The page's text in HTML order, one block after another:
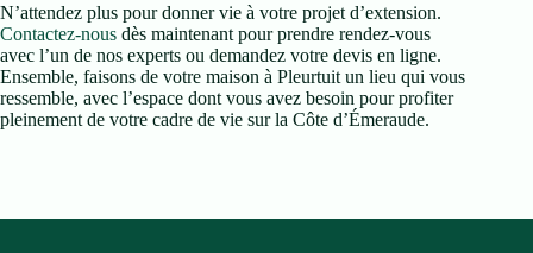
N’attendez plus pour donner vie à votre projet d’extension.
Contactez-nous dès maintenant pour prendre rendez-vous
avec l’un de nos experts ou demandez votre devis en ligne.
Ensemble, faisons de votre maison à Pleurtuit un lieu qui vous
ressemble, avec l’espace dont vous avez besoin pour profiter
pleinement de votre cadre de vie sur la Côte d’Émeraude.